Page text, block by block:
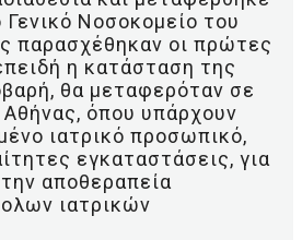
Νοσοκομείο του
παρασχέθηκαν οι πρώτες
η κατάσταση της
θα μεταφερόταν σε
όπου υπάρχουν
ιατρικό προσωπικό,
εγκαταστάσεις, για
αποθεραπεία
ιατρικών